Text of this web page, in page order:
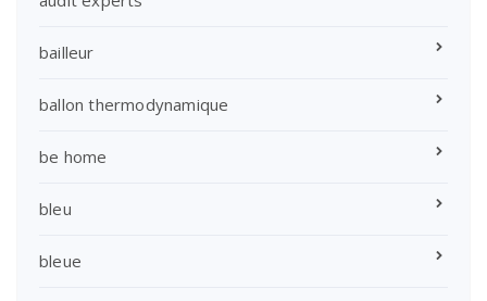
bailleur
ballon thermodynamique
be home
bleu
bleue